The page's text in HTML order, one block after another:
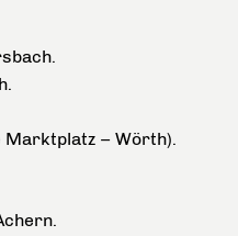
Marktplatz – Wörth).